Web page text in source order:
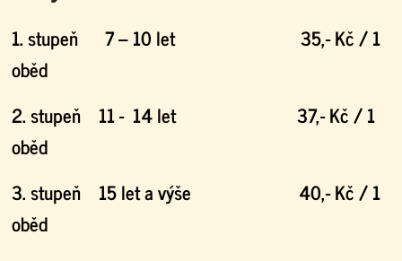
1. stupeň 7 – 10 let 35,- Kč / 1
oběd
2. stupeň 11 - 14 let 37,- Kč / 1
oběd
3. stupeň 15 let a výše 40,- Kč / 1
oběd